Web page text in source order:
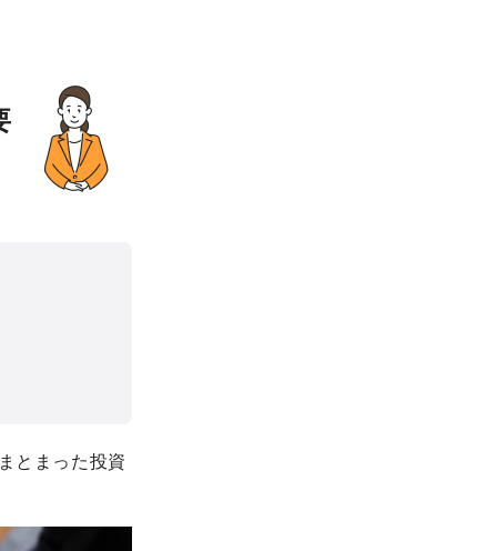
とまった投資